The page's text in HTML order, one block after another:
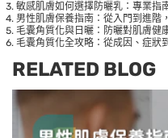
敏感肌膚如何選擇防曬乳：專業指
男性肌膚保養指南：從入門到進階
毛囊角質化與日曬：防曬對肌膚健
毛囊角質化全攻略：從成因、症狀
RELATED BLOG